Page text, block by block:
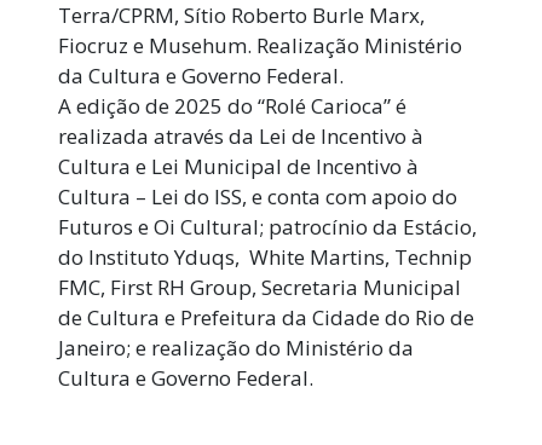
Terra/CPRM, Sítio Roberto Burle Marx,
Fiocruz e Musehum. Realização Ministério
da Cultura e Governo Federal.
A edição de 2025 do “Rolé Carioca” é
realizada através da Lei de Incentivo à
Cultura e Lei Municipal de Incentivo à
Cultura – Lei do ISS, e conta com apoio do
Futuros e Oi Cultural; patrocínio da Estácio,
do Instituto Yduqs, White Martins, Technip
FMC, First RH Group, Secretaria Municipal
de Cultura e Prefeitura da Cidade do Rio de
Janeiro; e realização do Ministério da
Cultura e Governo Federal.